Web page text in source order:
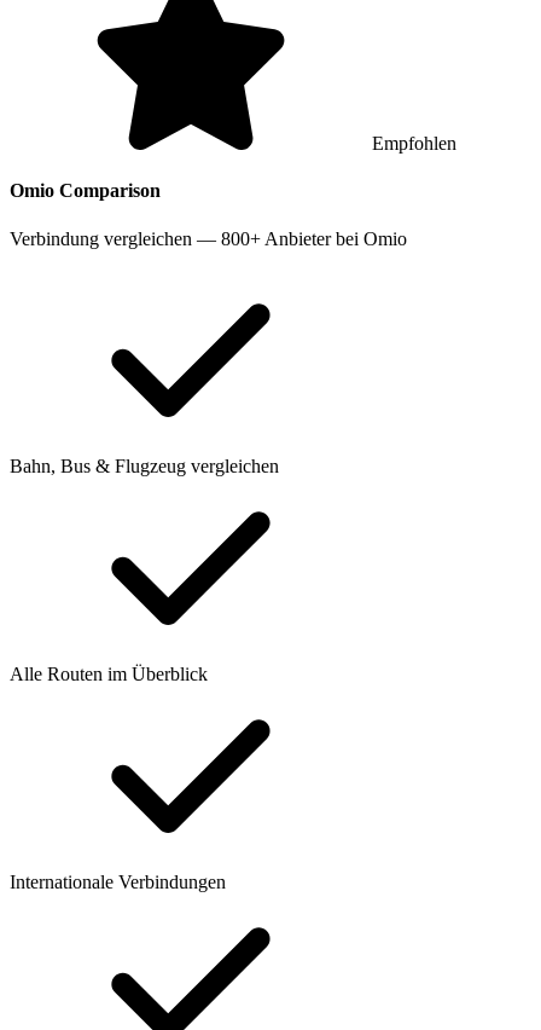
Empfohlen
Omio Comparison
Verbindung vergleichen — 800+ Anbieter bei Omio
Bahn, Bus & Flugzeug vergleichen
Alle Routen im Überblick
Internationale Verbindungen